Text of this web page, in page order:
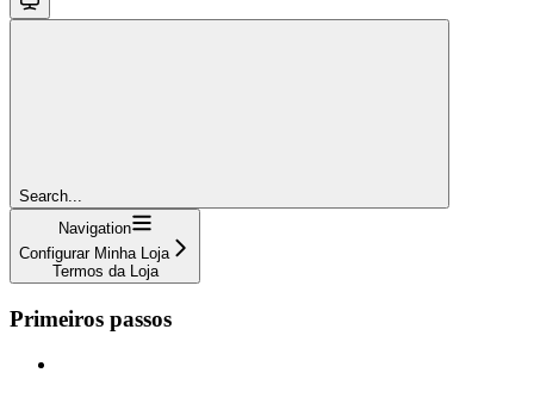
Search...
Navigation
Configurar Minha Loja
Termos da Loja
Primeiros passos